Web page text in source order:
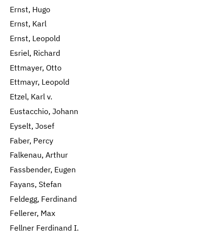
Ernst, Hugo
Ernst, Karl
Ernst, Leopold
Esriel, Richard
Ettmayer, Otto
Ettmayr, Leopold
Etzel, Karl v.
Eustacchio, Johann
Eyselt, Josef
Faber, Percy
Falkenau, Arthur
Fassbender, Eugen
Fayans, Stefan
Feldegg, Ferdinand
Fellerer, Max
Fellner Ferdinand I.